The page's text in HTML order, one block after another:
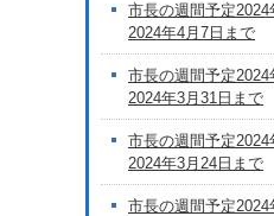
市長の週間予定2024
2024年4月7日まで
市長の週間予定2024
2024年3月31日まで
市長の週間予定2024
2024年3月24日まで
市長の週間予定2024